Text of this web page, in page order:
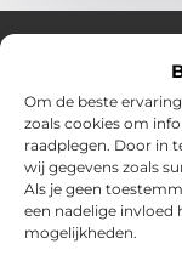
Om de beste
zoals cookies om
raadplegen. Door in
wij gegevens zoals
Als je geen
een nadelige invloed
mogelijkheden.
Over
Jouw bron voor
leven.
Verken een
praktische
elke dag te halen.